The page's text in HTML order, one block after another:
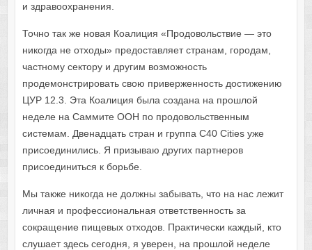
и здравоохранения.
Точно так же новая Коалиция «Продовольствие — это
никогда не отходы» предоставляет странам, городам,
частному сектору и другим возможность
продемонстрировать свою приверженность достижению
ЦУР 12.3. Эта Коалиция была создана на прошлой
неделе на Саммите ООН по продовольственным
системам. Двенадцать стран и группа C40 Cities уже
присоединились. Я призываю других партнеров
присоединиться к борьбе.
Мы также никогда не должны забывать, что на нас лежит
личная и профессиональная ответственность за
сокращение пищевых отходов. Практически каждый, кто
слушает здесь сегодня, я уверен, на прошлой неделе